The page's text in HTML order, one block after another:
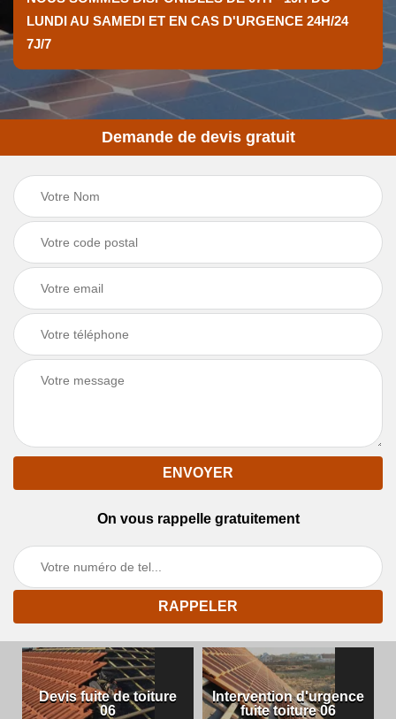
LUNDI AU SAMEDI ET EN CAS D'URGENCE 24H/24
7J/7
Demande de devis gratuit
On vous rappelle gratuitement
Devis fuite de toiture
06
Intervention d'urgence
fuite toiture 06